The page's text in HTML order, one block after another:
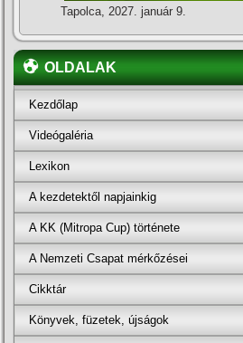
Tapolca, 2027. január 9.
OLDALAK
Kezdőlap
Videógaléria
Lexikon
A kezdetektől napjainkig
A KK (Mitropa Cup) története
A Nemzeti Csapat mérkőzései
Cikktár
Könyvek, füzetek, újságok